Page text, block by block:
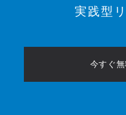
実践型
今すぐ